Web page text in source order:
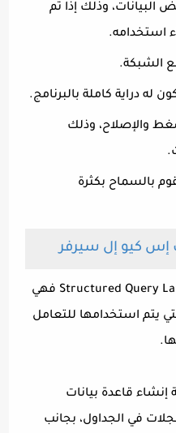
وذلك إذا تم
استخدامه.
الشبكة.
له دراية كاملة بالبرنامج.
والإصلاح، وذلك
بالسماح بكثرة
إس كيو إل سيرفر
SQL هي اختصار لكلمة Structured Query Language فهي
يتم استخدامها للتعامل
إنشاء قاعدة بيانات
في الجداول، بجانب